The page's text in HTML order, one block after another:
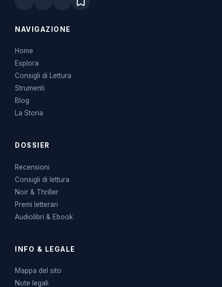
NAVIGAZIONE
Home
Esplora
Consigli di Lettura
Strumenti
Blog
La Storia
DOSSIER
Recensioni
Consigli di lettura
Noir & Thriller
Premi letterari
Audiolibri & Ebook
INFO & LEGALE
Mappa del sito
Note legali